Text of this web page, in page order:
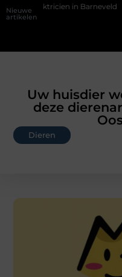
Nieuwe
artikelen
elektricien in Barneveld
Uw huisdier
deze
Dieren